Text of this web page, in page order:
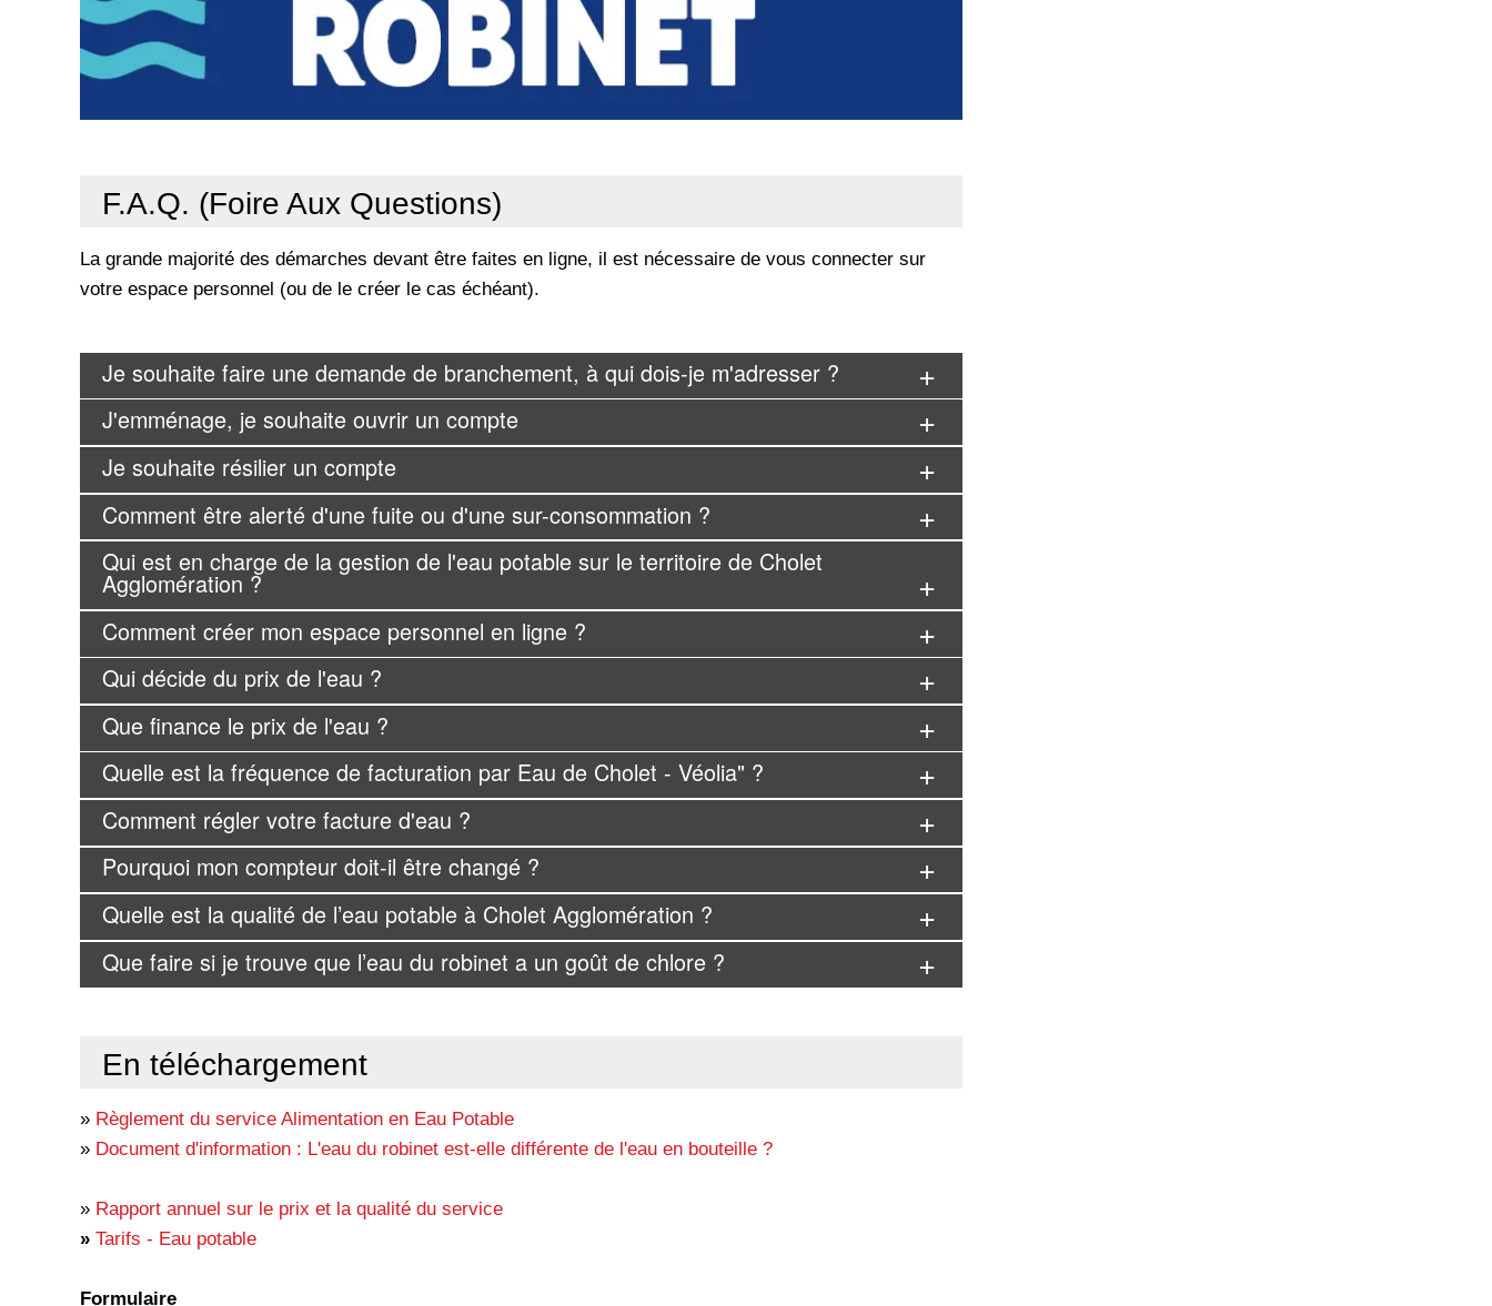
F.A.Q. (Foire Aux Questions)
La grande majorité des démarches devant être faites en ligne, il est nécessaire de vous connecter sur
votre espace personnel (ou de le créer le cas échéant).
Je souhaite faire une demande de branchement, à qui dois-je m'adresser ?
J'emménage, je souhaite ouvrir un compte
Je souhaite résilier un compte
Comment être alerté d'une fuite ou d'une sur-consommation ?
Qui est en charge de la gestion de l'eau potable sur le territoire de Cholet
Agglomération ?
Comment créer mon espace personnel en ligne ?
Qui décide du prix de l'eau ?
Que finance le prix de l'eau ?
Quelle est la fréquence de facturation par Eau de Cholet - Véolia" ?
Comment régler votre facture d'eau ?
Pourquoi mon compteur doit-il être changé ?
Quelle est la qualité de l’eau potable à Cholet Agglomération ?
Que faire si je trouve que l’eau du robinet a un goût de chlore ?
En téléchargement
» Règlement du service Alimentation en Eau Potable
» Document d'information : L'eau du robinet est-elle différente de l'eau en bouteille ?
» Rapport annuel sur le prix et la qualité du service
» Tarifs - Eau potable
Formulaire